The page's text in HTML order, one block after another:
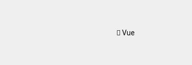
Vue